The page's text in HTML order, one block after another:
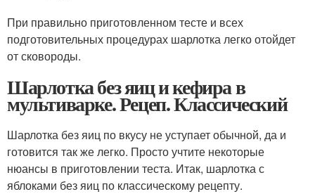
При правильно приготовленном тесте и всех
подготовительных процедурах шарлотка легко отойдет
от сковороды.
Шарлотка без яиц и кефира в
мультиварке. Рецеп. Классический
Шарлотка без яиц по вкусу не уступает обычной, да и
готовится так же легко. Просто учтите некоторые
нюансы в приготовлении теста. Итак, шарлотка с
яблоками без яиц по классическому рецепту.